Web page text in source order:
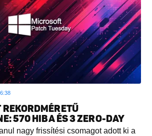
570 HIBA ÉS 3 ZERO-DAY
nagy frissítési csomagot adott ki a